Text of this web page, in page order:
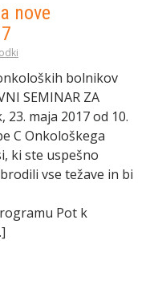
nove
bolnikov
SEMINAR ZA
23. maja 2017 od 10.
C Onkološkega
ki ste uspešno
vse težave in bi
Pot k